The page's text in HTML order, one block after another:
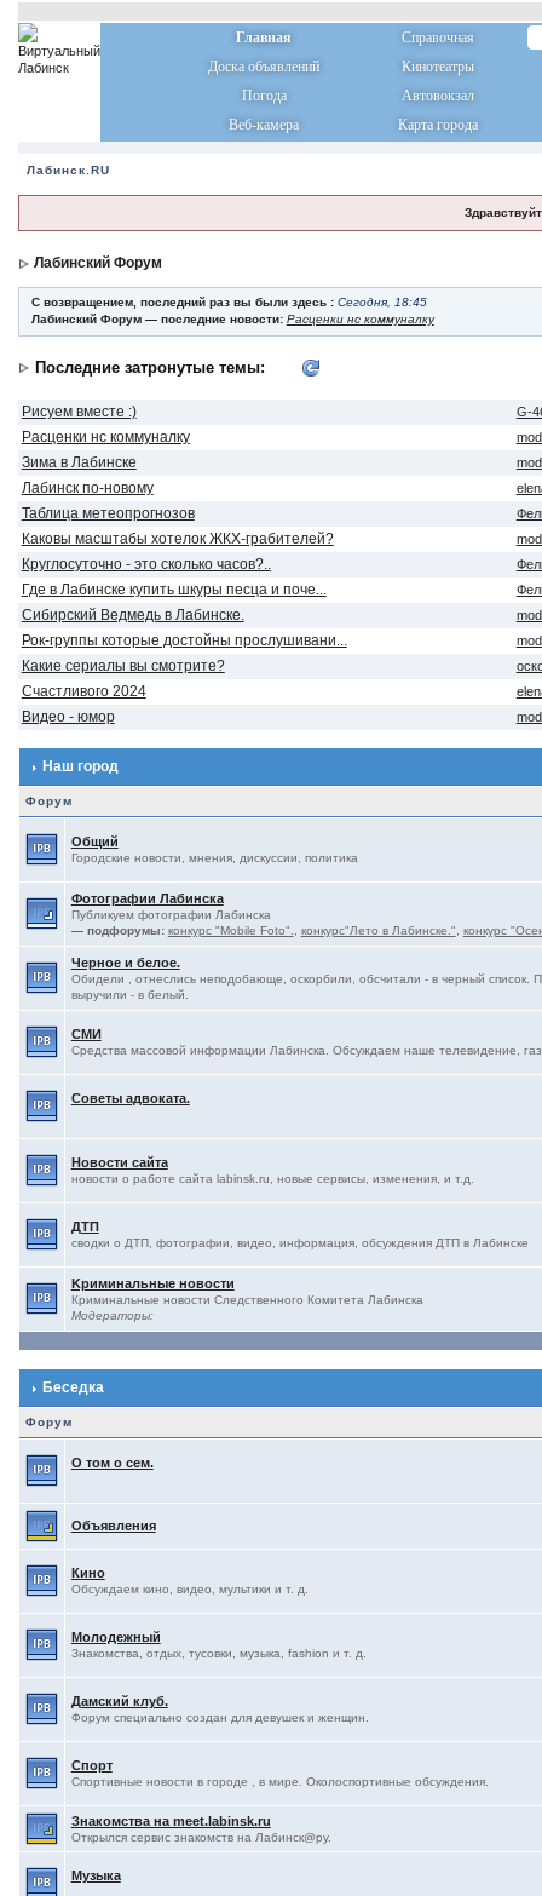
Главная
Справочная
Доска объявлений
Кинотеатры
Погода
Автовокзал
Веб-камера
Карта города
Лабинск.RU
Лабинский Форум
С возвращением, последний раз вы были здесь : Сегодня, 18:45
Лабинский Форум — последние новости: Расценки нс коммуналку
Последние затронутые темы:
Рисуем вместе :) G-
Расценки нс коммуналку
Зима в Лабинске
Лабинск по-новому
Таблица метеопрогнозов
Каковы масштабы хотелок ЖКХ-грабителей?
Круглосуточно - это сколько часов?..
Где в Лабинске купить шкуры песца и поче...
Сибирский Ведмедь в Лабинске.
Рок-группы которые достойны прослушивани...
Какие сериалы вы смотрите?
Счастливого 2024
Видео - юмор
Наш город
Форум
Общий
Городские новости, мнения, дискуссии, политика
Фотографии Лабинска
Публикуем фотографии Лабинска
— подфорумы: конкурс "Mobile Foto". конкурс"Лето в Лабинске." конкурс
Черное и белое.
Обидели , отнеслись неподобающе, оскорбили, обсчитали - в черный список.
выручили - в белый.
СМИ
Средства массовой информации Лабинска. Обсуждаем наше телевидение,
Советы адвоката.
Новости сайта
новости о работе сайта labinsk.ru, новые сервисы, изменения, и т.д.
ДТП
сводки о ДТП, фотографии, видео, информация, обсуждения ДТП в Лабинске
Kриминальные новости
Криминальные новости Следственного Комитета Лабинска
Модераторы:
Беседка
Форум
О том о сем.
Объявления
Кино
Обсуждаем кино, видео, мультики и т. д.
Молодежный
Знакомства, отдых, тусовки, музыка, fashion и т. д.
Дамский клуб.
Форум специально создан для девушек и женщин.
Спорт
Спортивные новости в городе , в мире. Околоспортивные обсуждения.
Знакомства на meet.labinsk.ru
Открылся сервис знакомств на Лабинск@ру.
Музыка